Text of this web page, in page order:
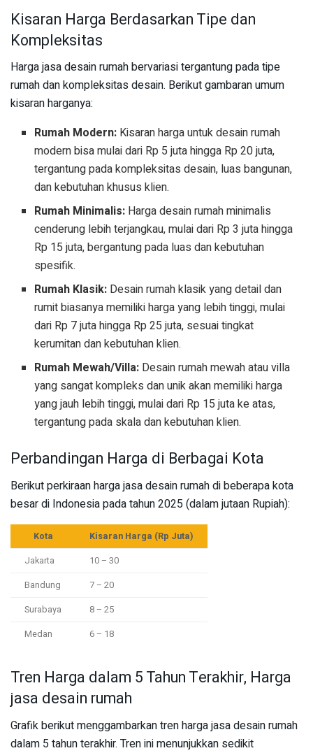
Kisaran Harga Berdasarkan Tipe dan
Kompleksitas
Harga jasa desain rumah bervariasi tergantung pada tipe
rumah dan kompleksitas desain. Berikut gambaran umum
kisaran harganya:
Rumah Modern: Kisaran harga untuk desain rumah
modern bisa mulai dari Rp 5 juta hingga Rp 20 juta,
tergantung pada kompleksitas desain, luas bangunan,
dan kebutuhan khusus klien.
Rumah Minimalis: Harga desain rumah minimalis
cenderung lebih terjangkau, mulai dari Rp 3 juta hingga
Rp 15 juta, bergantung pada luas dan kebutuhan
spesifik.
Rumah Klasik: Desain rumah klasik yang detail dan
rumit biasanya memiliki harga yang lebih tinggi, mulai
dari Rp 7 juta hingga Rp 25 juta, sesuai tingkat
kerumitan dan kebutuhan klien.
Rumah Mewah/Villa: Desain rumah mewah atau villa
yang sangat kompleks dan unik akan memiliki harga
yang jauh lebih tinggi, mulai dari Rp 15 juta ke atas,
tergantung pada skala dan kebutuhan klien.
Perbandingan Harga di Berbagai Kota
Berikut perkiraan harga jasa desain rumah di beberapa kota
besar di Indonesia pada tahun 2025 (dalam jutaan Rupiah):
Kota
Kisaran Harga (Rp Juta)
Jakarta
10 – 30
Bandung
7 – 20
Surabaya
8 – 25
Medan
6 – 18
Tren Harga dalam 5 Tahun Terakhir, Harga
jasa desain rumah
Grafik berikut menggambarkan tren harga jasa desain rumah
dalam 5 tahun terakhir. Tren ini menunjukkan sedikit